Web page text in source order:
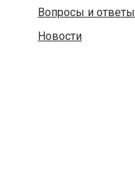
Вопросы и ответы
Новости